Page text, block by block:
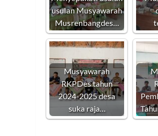
usulan Musyawarah
Musrenbangdes…
Musyawarah
RKPDes tahun
2024-2025 desa
suka raja…